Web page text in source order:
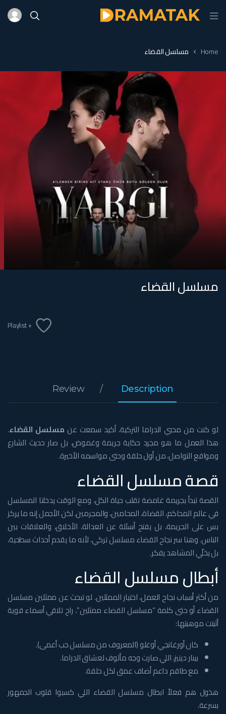
Home مسلسل القضاء
مسلسل القضاء
+ Playlist
Description
Review
لو كنت من محبي الدراما التركية، أكيد سمعت عن مسلسل القضاء.
هذا العمل ما هو مجرد حكاية جريمة وغموض، بل صار حديث الشارع
ومواقع التواصل، من أول حلقة وحتى مواسمه الأخيرة.
قصة مسلسل القضاء
القصة تبدأ بجريمة غامضة تقلب حياة الكل، ومع الوقت يدخلنا المسلسل
في عالم المحاكم، القضاة، المحامين، والمجرمين. لكن الأجمل إنه ما يركز
بس على الجريمة، بل يفتح أسئلة عن العدالة، الأخلاق، والعلاقات بين
الناس. وهنا سر نجاح القضاء مسلسل تركي، لأنه ما يقدم أحداث سطحية،
بل يخلّي المشاهد يفكر.
أبطال مسلسل القضاء
من أكثر أسباب نجاح العمل، اختيار الممثلين. لو تبحث عن ممثلين مسلسل
القضاء أو حتى كلمة “مسلسل القضاء ممثلين”، راح تلاقي أسماء قوية
أثبتت موهبتها:
كان أورغانجي أوغلو (المعروف من مسلسل حب أعمى).
بينار دينيز، اللي صارت وجه مألوف لعشاق الدراما.
مع طاقم داعم أضاف عمق لكل حلقة.
هذول هم فعلاً ابطال مسلسل القضاء اللي كسبوا قلوب الجمهور
بسرعة.